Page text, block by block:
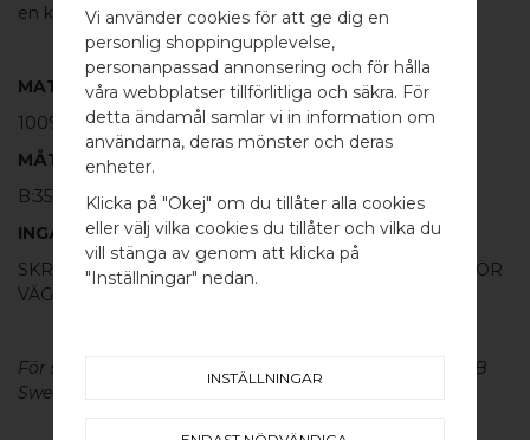
WELCOME TO
BB SWEDEN HARDWARE
Välj land / Choose country
en knut på mitten.
MATERIAL
100% BORSTAD MÄSSING
MÅTT
B:35MM H:35MM
INGÅR
SKRUV FÖR LUCKA: M4 X 25MM - 1 ST / SKRUVSTIFT FÖR
VÄGG: M4 X 40MM - 1 ST
För skötsel av våra produkter läs mer
. Design by BB
Sweden Hardware
Vi använder cookies för att ge dig en
personlig shoppingupplevelse,
personanpassad annonsering och för hålla
våra webbplatser tillförlitliga och säkra. För
detta ändamål samlar vi in information om
användarna, deras mönster och deras
enheter.
Klicka på "Okej" om du tillåter alla cookies
eller välj vilka cookies du tillåter och vilka du
vill stänga av genom att klicka på
"Inställningar" nedan.
INSTÄLLNINGAR